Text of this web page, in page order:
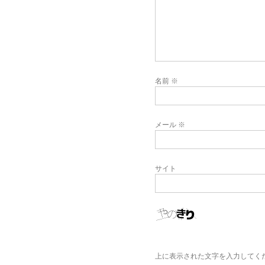
名前 ※
メール ※
サイト
上に表示された文字を入力してく